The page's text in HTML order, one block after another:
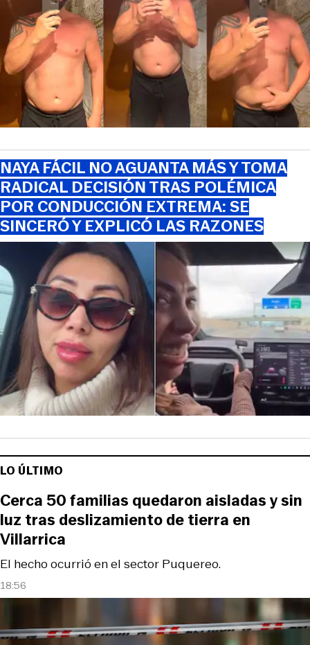
NAYA FÁCIL NO AGUANTA MÁS Y TOMA
RADICAL DECISIÓN TRAS POLÉMICA
POR CONDUCCIÓN EXTREMA: SE
SINCERÓ Y EXPLICÓ LAS RAZONES
LO ÚLTIMO
18:56
El hecho ocurrió en el sector Puquereo.
Cerca 50 familias quedaron aisladas y sin
luz tras deslizamiento de tierra en
Villarrica